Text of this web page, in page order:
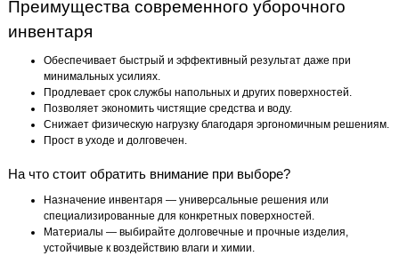
Преимущества современного уборочного
инвентаря
Обеспечивает быстрый и эффективный результат даже при
минимальных усилиях.
Продлевает срок службы напольных и других поверхностей.
Позволяет экономить чистящие средства и воду.
Снижает физическую нагрузку благодаря эргономичным решениям.
Прост в уходе и долговечен.
На что стоит обратить внимание при выборе?
Назначение инвентаря — универсальные решения или
специализированные для конкретных поверхностей.
Материалы — выбирайте долговечные и прочные изделия,
устойчивые к воздействию влаги и химии.